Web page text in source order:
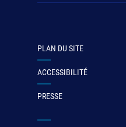
PLAN DU SITE
ACCESSIBILITÉ
PRESSE